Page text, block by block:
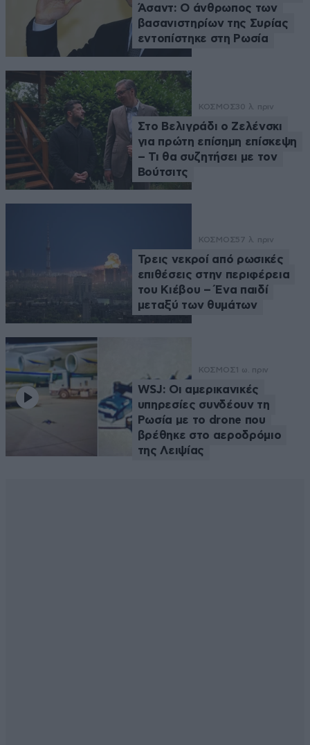
Άσαντ: Ο άνθρωπος των
βασανιστηρίων της Συρίας
εντοπίστηκε στη Ρωσία
ΚΟΣΜΟΣ30 λ. πριν
Στο Βελιγράδι ο Ζελένσκι
για πρώτη επίσημη επίσκεψη
– Τι θα συζητήσει με τον
Βούτσιτς
ΚΟΣΜΟΣ57 λ. πριν
Τρεις νεκροί από ρωσικές
επιθέσεις στην περιφέρεια
του Κιέβου – Ένα παιδί
μεταξύ των θυμάτων
ΚΟΣΜΟΣ 1 ω. πριν
WSJ: Οι αμερικανικές
υπηρεσίες συνδέουν τη
Ρωσία με το drone που
βρέθηκε στο αεροδρόμιο
της Λειψίας